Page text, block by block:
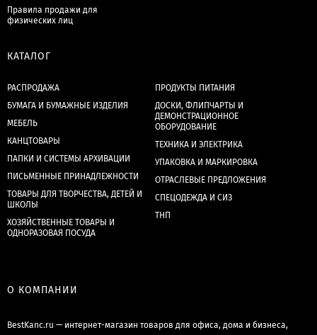
Правила продажи для
физических лиц
КАТАЛОГ
РАСПРОДАЖА
БУМАГА И БУМАЖНЫЕ ИЗДЕЛИЯ
МЕБЕЛЬ
КАНЦТОВАРЫ
ПАПКИ И СИСТЕМЫ АРХИВАЦИИ
ПИСЬМЕННЫЕ ПРИНАДЛЕЖНОСТИ
ТОВАРЫ ДЛЯ ТВОРЧЕСТВА, ДЕТЕЙ И
ШКОЛЫ
ХОЗЯЙСТВЕННЫЕ ТОВАРЫ И
ОДНОРАЗОВАЯ ПОСУДА
ПРОДУКТЫ ПИТАНИЯ
ДОСКИ, ФЛИПЧАРТЫ И
ДЕМОНСТРАЦИОННОЕ
ОБОРУДОВАНИЕ
ТЕХНИКА И ЭЛЕКТРИКА
УПАКОВКА И МАРКИРОВКА
ОТРАСЛЕВЫЕ ПРЕДЛОЖЕНИЯ
СПЕЦОДЕЖДА И СИЗ
ТНП
О КОМПАНИИ
BestKanc.ru — интернет-магазин товаров для офиса, дома и бизнеса,